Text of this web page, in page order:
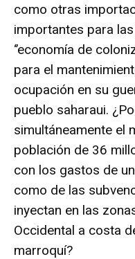
como otras
importantes para
‘’economía de
para el
ocupación en su
pueblo saharaui.
simultáneamente el
población de 36
con los gastos de
como de las
inyectan en las
Occidental a costa
marroquí?